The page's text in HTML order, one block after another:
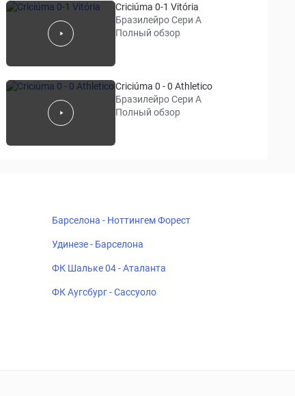
Criciúma 0-1 Vitória
Бразилейро Сери A
Полный обзор
Criciúma 0 - 0 Athletico
Бразилейро Сери A
Полный обзор
Барселона - Ноттингем Форест
Удинезе - Барселона
ФК Шальке 04 - Аталанта
ФК Аугсбург - Сассуоло